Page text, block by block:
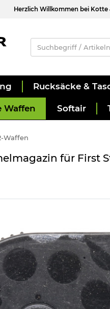
Herzlich Willkommen bei
Rucksäcke &
Waffen Softair
Waffen
für First